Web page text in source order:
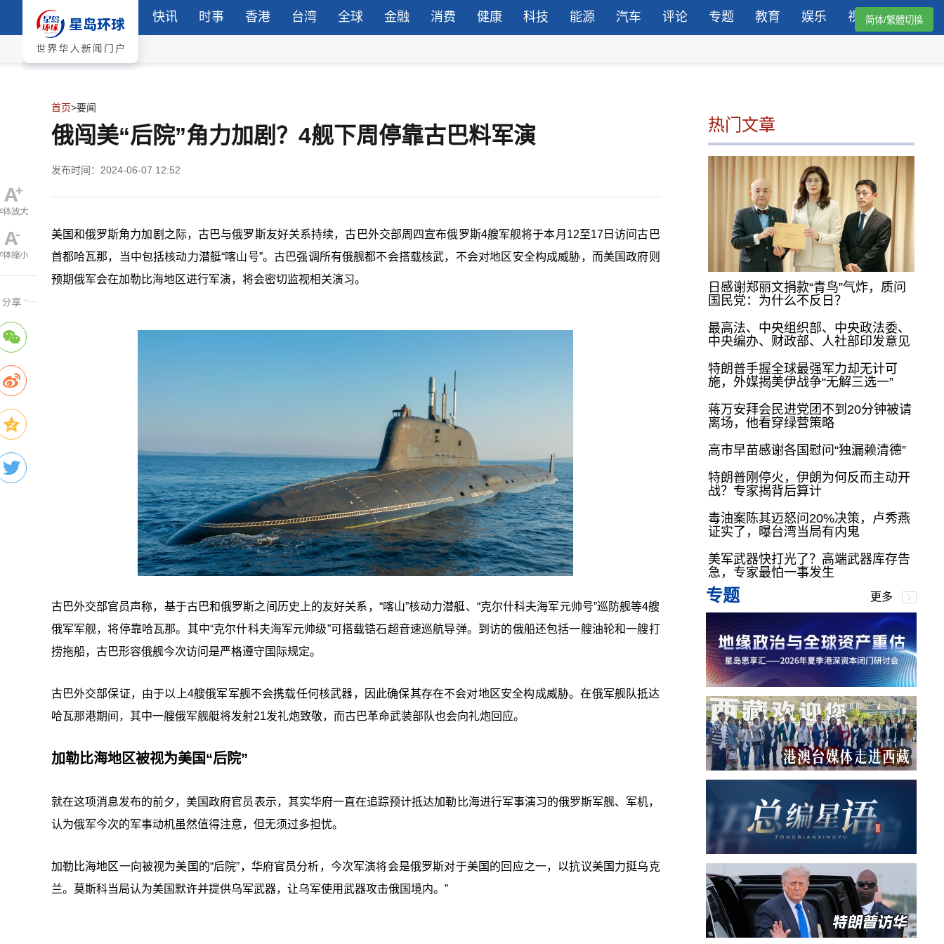
快讯 时事 香港 台湾 全球 金融 消费 健康 科技 能源 汽车 评论 专题 教育 娱乐 视频简体/繁體切換
首页>要闻
俄闯美“后院”角力加剧？4舰下周停靠古巴料军演
发布时间：2024-06-07 12:52
美国和俄罗斯角力加剧之际，古巴与俄罗斯友好关系持续，古巴外交部周四宣布俄罗斯4艘军舰将于本月12至17日访问古巴
首都哈瓦那，当中包括核动力潜艇“喀山号”。古巴强调所有俄舰都不会搭载核武，不会对地区安全构成威胁，而美国政府则
预期俄军会在加勒比海地区进行军演，将会密切监视相关演习。
古巴外交部官员声称，基于古巴和俄罗斯之间历史上的友好关系，“喀山”核动力潜艇、“克尔什科夫海军元帅号”巡防舰等4艘
俄军军舰，将停靠哈瓦那。其中“克尔什科夫海军元帅级”可搭载锆石超音速巡航导弹。到访的俄船还包括一艘油轮和一艘打
捞拖船，古巴形容俄舰今次访问是严格遵守国际规定。
古巴外交部保证，由于以上4艘俄军军舰不会携载任何核武器，因此确保其存在不会对地区安全构成威胁。在俄军舰队抵达
哈瓦那港期间，其中一艘俄军舰艇将发射21发礼炮致敬，而古巴革命武装部队也会向礼炮回应。
加勒比海地区被视为美国“后院”
就在这项消息发布的前夕，美国政府官员表示，其实华府一直在追踪预计抵达加勒比海进行军事演习的俄罗斯军舰、军机，
认为俄军今次的军事动机虽然值得注意，但无须过多担忧。
加勒比海地区一向被视为美国的“后院”，华府官员分析，今次军演将会是俄罗斯对于美国的回应之一，以抗议美国力挺乌克
兰。莫斯科当局认为美国默许并提供乌军武器，让乌军使用武器攻击俄国境内。”
热门文章
日感谢郑丽文捐款“青鸟”气炸，质问
国民党：为什么不反日？
最高法、中央组织部、中央政法委、
中央编办、财政部、人社部印发意见
特朗普手握全球最强军力却无计可
施，外媒揭美伊战争“无解三选一”
蒋万安拜会民进党团不到20分钟被请
离场，他看穿绿营策略
高市早苗感谢各国慰问“独漏赖清德”
特朗普刚停火，伊朗为何反而主动开
战？专家揭背后算计
毒油案陈其迈怒问20%决策，卢秀燕
证实了，曝台湾当局有内鬼
美军武器快打光了？高端武器库存告
急，专家最怕一事发生
专题 更多